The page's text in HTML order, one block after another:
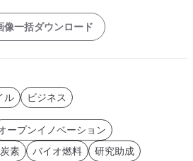
像一括ダウンロード
ル ビジネス
ープンイノベーション
素 バイオ燃料
研究助成